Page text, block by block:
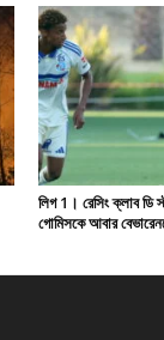
লিগ 1। রেসিং ক্লাব ডি
গোমিসকে আবার